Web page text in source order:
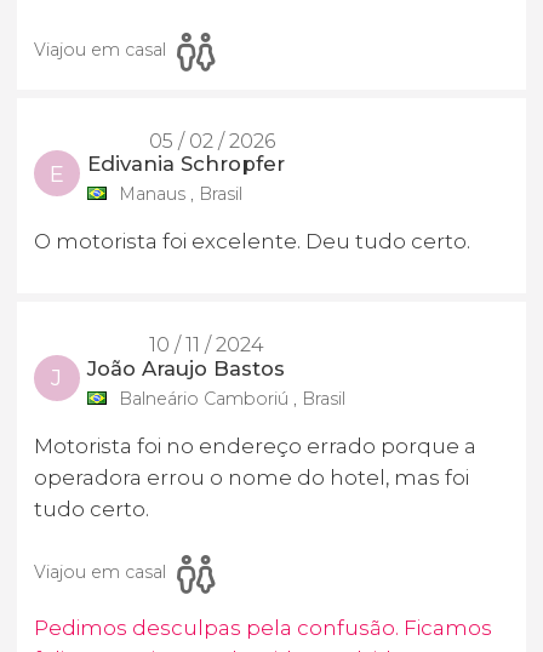
Viajou em casal
05 / 02 / 2026
E Edivania Schropfer
Manaus , Brasil
O motorista foi excelente. Deu tudo certo.
10 / 11 / 2024
J João Araujo Bastos
Balneário Camboriú , Brasil
Motorista foi no endereço errado porque a
operadora errou o nome do hotel, mas foi
tudo certo.
Viajou em casal
Pedimos desculpas pela confusão. Ficamos